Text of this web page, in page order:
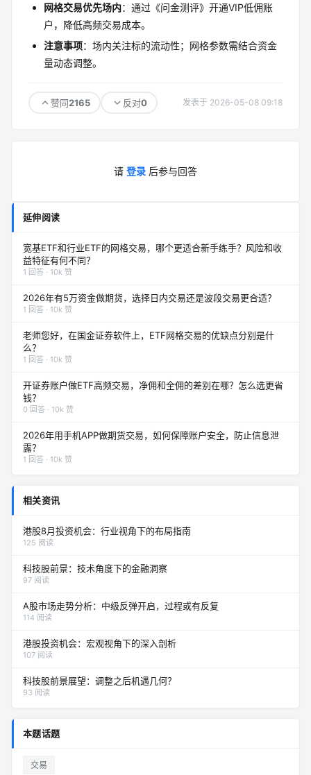
网格交易优先场内：通过《问金测评》开通VIP低佣账
户，降低高频交易成本。
注意事项：场内关注标的流动性；网格参数需结合资金
量动态调整。
赞同2165 反对0 发表于 2026-05-08 09:18
请 登录 后参与回答
延伸阅读
宽基ETF和行业ETF的网格交易，哪个更适合新手练手？风险和收
益特征有何不同？
1 回答 · 10k 赞
2026年有5万资金做期货，选择日内交易还是波段交易更合适？
1 回答 · 10k 赞
老师您好，在国金证券软件上，ETF网格交易的优缺点分别是什
么？
1 回答 · 10k 赞
开证券账户做ETF高频交易，净佣和全佣的差别在哪？怎么选更省
钱？
0 回答 · 10k 赞
2026年用手机APP做期货交易，如何保障账户安全，防止信息泄
露？
1 回答 · 10k 赞
相关资讯
港股8月投资机会：行业视角下的布局指南
125 阅读
科技股前景：技术角度下的金融洞察
97 阅读
A股市场走势分析：中级反弹开启，过程或有反复
114 阅读
港股投资机会：宏观视角下的深入剖析
107 阅读
科技股前景展望：调整之后机遇几何？
93 阅读
本题话题
交易